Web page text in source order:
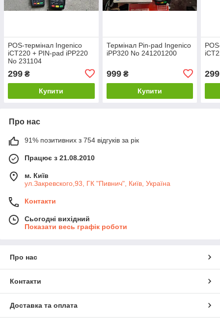
POS-термінал Ingenico
iCT220 + PIN-pad iPP220
No 231104
299 ₴
Купити
Термінал Pin-pad Ingenico
iPP320 No 241201200
999₴
Купити
299
Про нас
91% позитивних з 754 відгуків за рік
Працює з 21.08.2010
м. Київ
ул.Закревского,93, ГК "Пивнич", Київ, Україна
Контакти
Сьогодні вихідний
Показати весь графік роботи
Про нас
Контакти
Доставка та оплата